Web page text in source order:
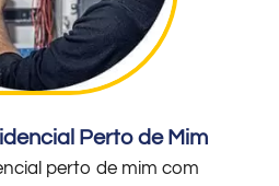
Perto de Mim
perto de mim com